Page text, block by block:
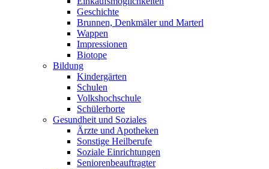
Geschichte
Brunnen, Denkmäler und Marterl
Wappen
Impressionen
Biotope
Bildung
Kindergärten
Schulen
Volkshochschule
Schülerhorte
Gesundheit und Soziales
Ärzte und Apotheken
Sonstige Heilberufe
Soziale Einrichtungen
Seniorenbeauftragter